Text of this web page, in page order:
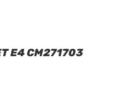
E4 CM271703